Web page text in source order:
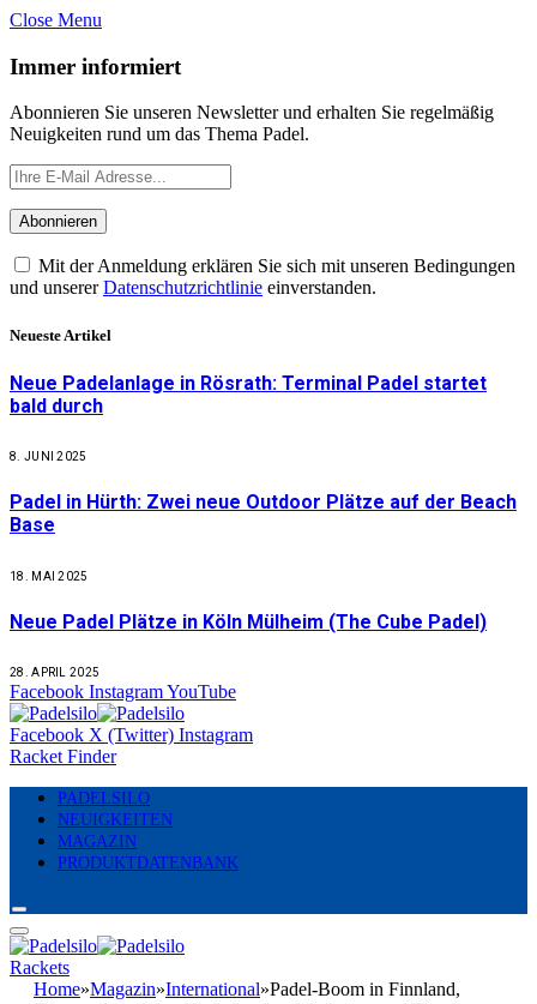
Close Menu
Immer informiert
Abonnieren Sie unseren Newsletter und erhalten Sie regelmäßig
Neuigkeiten rund um das Thema Padel.
Mit der Anmeldung erklären Sie sich mit unseren Bedingungen
und unsererDatenschutzrichtlinie einverstanden.
Neueste Artikel
Neue Padelanlage in Rösrath: Terminal Padel startet
bald durch
8. JUNI 2025
Padel in Hürth: Zwei neue Outdoor Plätze auf der Beach
Base
18. MAI 2025
Neue Padel Plätze in Köln Mülheim (The Cube Padel)
28. APRIL 2025
Facebook InstagramYouTube
Facebook X (Twitter) Instagram
Racket Finder
PADELSILO
NEUIGKEITEN
MAGAZIN
PRODUKTDATENBANK
Rackets
Home»Magazin»International»Padel-Boom in Finnland,